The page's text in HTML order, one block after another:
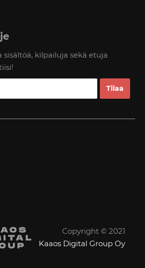
sisältöä, kilpailuja sekä etuja
Copyright © 2021
Kaaos Digital Group Oy